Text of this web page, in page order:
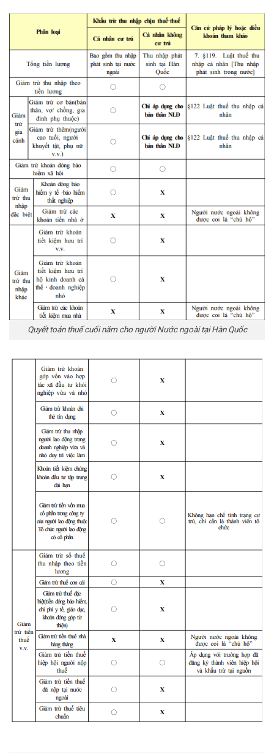
Quyết toán thuế cuối năm cho người Nước ngoài tại Hàn Quốc